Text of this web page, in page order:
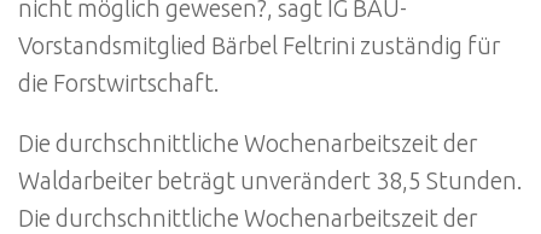
nicht möglich gewesen?, sagt IG BAU-
Vorstandsmitglied Bärbel Feltrini zuständig für
die Forstwirtschaft.
Die durchschnittliche Wochenarbeitszeit der
Waldarbeiter beträgt unverändert 38,5 Stunden.
Die durchschnittliche Wochenarbeitszeit der